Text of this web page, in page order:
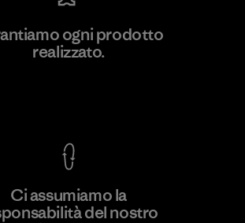
ogni prodotto
realizzato.
Ci assumiamo la
del nostro